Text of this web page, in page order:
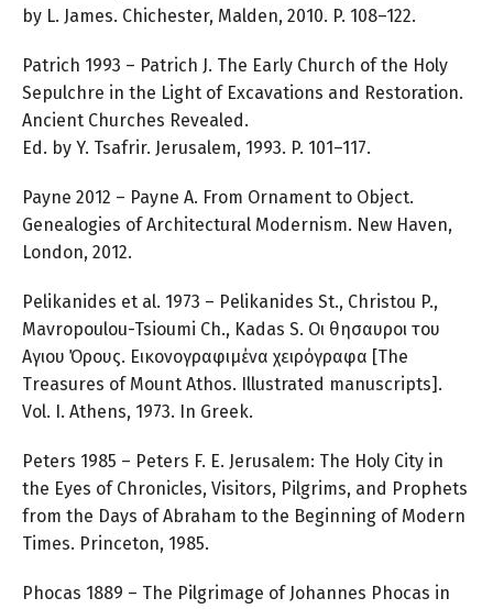
by L. James. Chichester, Malden, 2010. P. 108–122.
Patrich 1993 – Patrich J. The Early Church of the Holy
Sepulchre in the Light of Excavations and Restoration.
Ancient Churches Revealed.
Ed. by Y. Tsafrir. Jerusalem, 1993. P. 101–117.
Payne 2012 – Payne A. From Ornament to Object.
Genealogies of Architectural Modernism. New Haven,
London, 2012.
Pelikanides et al. 1973 – Pelikanides St., Christou P.,
Mavropoulou-Tsioumi Ch., Kadas S. Οι θησαυροι του
Αγιου Όρους. Εικονογραφιμένα χειρόγραφα [The
Treasures of Mount Athos. Illustrated manuscripts].
Vol. I. Athens, 1973. In Greek.
Peters 1985 – Peters F. E. Jerusalem: The Holy City in
the Eyes of Chronicles, Visitors, Pilgrims, and Prophets
from the Days of Abraham to the Beginning of Modern
Times. Princeton, 1985.
Phocas 1889 – The Pilgrimage of Johannes Phocas in